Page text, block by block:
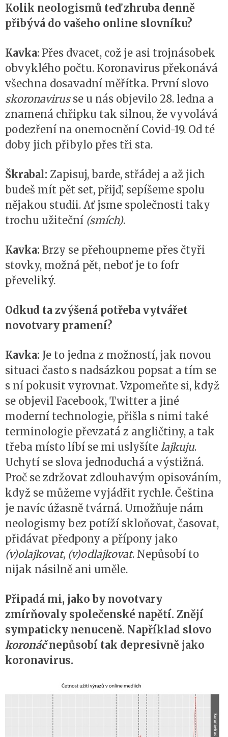
Kolik neologismů teď zhruba denně
přibývá do vašeho online slovníku?
Kavka: Přes dvacet, což je asi trojnásobek
obvyklého počtu. Koronavirus překonává
všechna dosavadní měřítka. První slovo
skoronavirusse u nás objevilo 28. ledna a
znamená chřipku tak silnou, že vyvolává
podezření na onemocnění Covid-19. Od té
doby jich přibylo přes tři sta.
Škrabal: Zapisuj, barde, střádej a až jich
budeš mít pět set, přijď, sepíšeme spolu
nějakou studii. Ať jsme společnosti taky
trochu užiteční (smích).
Kavka: Brzy se přehoupneme přes čtyři
stovky, možná pět, neboť je to fofr
převeliký.
Odkud ta zvýšená potřeba vytvářet
novotvary pramení?
Kavka: Je to jedna z možností, jak novou
situaci často s nadsázkou popsat a tím se
s ní pokusit vyrovnat. Vzpomeňte si, když
se objevil Facebook, Twitter a jiné
moderní technologie, přišla s nimi také
terminologie převzatá z angličtiny, a tak
třeba místo líbí se mi uslyšíte lajkuju.
Uchytí se slova jednoduchá a výstižná.
Proč se zdržovat zdlouhavým opisováním,
když se můžeme vyjádřit rychle. Čeština
je navíc úžasně tvárná. Umožňuje nám
neologismy bez potíží skloňovat, časovat,
přidávat předpony a přípony jako
(v)olajkovat, (v)odlajkovat. Nepůsobí to
nijak násilně ani uměle.
Připadá mi, jako by novotvary
zmírňovaly společenské napětí. Znějí
sympaticky nenuceně. Například slovo
koronáčnepůsobí tak depresivně jako
koronavirus.